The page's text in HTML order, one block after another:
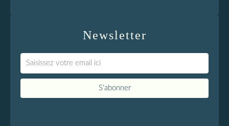
Newsletter